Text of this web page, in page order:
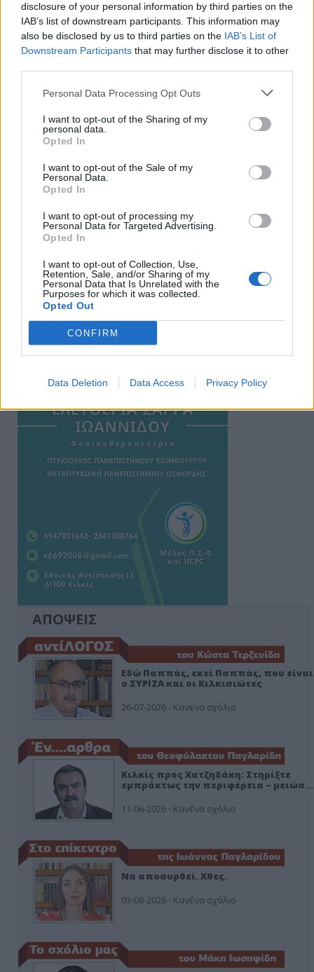
disclosure of your personal information by third parties on the
IAB’s list of downstream participants. This information may
also be disclosed by us to third parties on the IAB’s List of
Downstream Participants that may further disclose it to other
Personal Data Processing Opt Outs
I want to opt-out of the Sharing of my
personal data.
Opted In
I want to opt-out of the Sale of my
Personal Data.
Opted In
I want to opt-out of processing my
Personal Data for Targeted Advertising.
Opted In
I want to opt-out of Collection, Use,
Retention, Sale, and/or Sharing of my
Personal Data that Is Unrelated with the
Purposes for which it was collected.
Opted Out
CONFIRM
Data Deletion Data Access Privacy Policy
Ειδήσεις
ΑΠΟΨΕΙΣ
Εδώ Παππάς, εκεί Παππάς, που είναι
ο ΣΥΡΙΖΑ και οι Κιλκισιώτες
26-07-2026 - Κανένα σχόλιο
Κιλκίς προς Χατζηδάκη: Στηρίξτε
εμπράκτως την περιφέρεια – μειώσ…
11-06-2026 - Κανένα σχόλιο
Να αποσυρθεί. Χθες.
03-08-2026 - Κανένα σχόλιο